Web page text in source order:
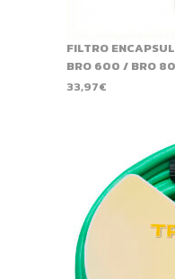
FILTRO
BRO 600 / BRO
33,97€